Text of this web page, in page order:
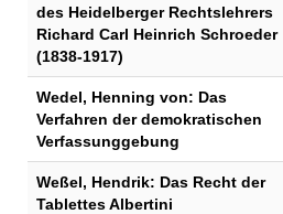
des Heidelberger Rechtslehrers
Richard Carl Heinrich Schroeder
(1838-1917)
Wedel, Henning von: Das
Verfahren der demokratischen
Verfassunggebung
Weßel, Hendrik: Das Recht der
Tablettes Albertini